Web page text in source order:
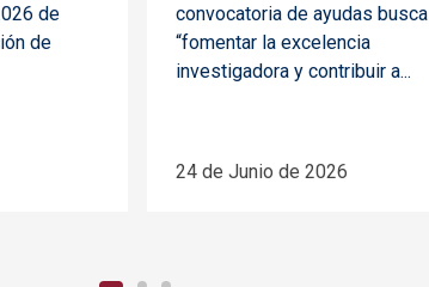
de
de
convocatoria de ayudas busca
“fomentar la excelencia
investigadora y contribuir a...
24 de Junio de 2026